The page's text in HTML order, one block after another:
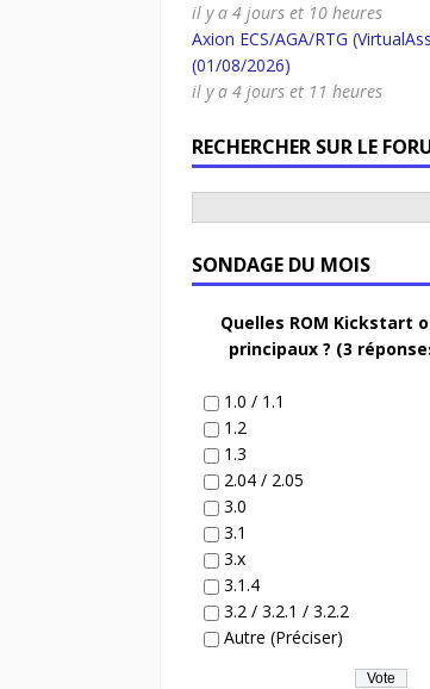
il y a 4 jours et 10 heures
Axion ECS/AGA/RTG
(01/08/2026)
il y a 4 jours et 11 heures
RECHERCHER SUR LE
SONDAGE DU MOIS
Quelles ROM Kickstart
principaux ? (3
1.0 / 1.1
1.2
1.3
2.04 / 2.05
3.0
3.1
3.x
3.1.4
3.2 / 3.2.1 / 3.2.2
Autre (Préciser)